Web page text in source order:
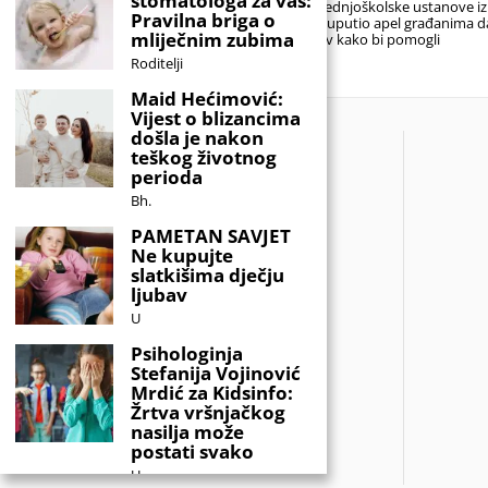
srednjoškolske ustanove
je uputio apel građanima
krv kako bi pomogli
Pravilna briga o
mliječnim zubima
Roditelji
Maid Hećimović:
Vijest o blizancima
došla je nakon
teškog životnog
perioda
Bh.
PAMETAN SAVJET
Ne kupujte
slatkišima dječju
ljubav
U
Psihologinja
Stefanija Vojinović
Mrdić za Kidsinfo:
Žrtva vršnjačkog
nasilja može
postati svako
U